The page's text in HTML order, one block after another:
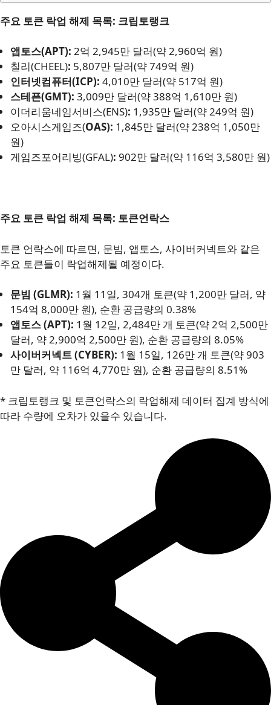
주요 토큰 락업 해제 목록: 크립토랭크
앱토스(APT): 2억 2,945만 달러(약 2,960억 원)
칠리(CHEEL): 5,807만 달러(약 749억 원)
인터넷컴퓨터(ICP): 4,010만 달러(약 517억 원)
스테픈(GMT): 3,009만 달러(약 388억 1,610만 원)
이더리움네임서비스(ENS): 1,935만 달러(약 249억 원)
오아시스게임즈(OAS): 1,845만 달러(약 238억 1,050만
원)
게임즈포어리빙(GFAL): 902만 달러(약 116억 3,580만 원)
주요 토큰 락업 해제 목록: 토큰언락스
토큰 언락스에 따르면, 문빔, 앱토스, 사이버커넥트와 같은
주요 토큰들이 락업해제될 예정이다.
문빔 (GLMR): 1월 11일, 304개 토큰(약 1,200만 달러, 약
154억 8,000만 원), 순환 공급량의 0.38%
앱토스 (APT): 1월 12일, 2,484만 개 토큰(약 2억 2,500만
달러, 약 2,900억 2,500만 원), 순환 공급량의 8.05%
사이버커넥트 (CYBER): 1월 15일, 126만 개 토큰(약 903
만 달러, 약 116억 4,770만 원), 순환 공급량의 8.51%
* 크립토랭크 및 토큰언락스의 락업해제 데이터 집계 방식에
따라 수량에 오차가 있을수 있습니다.